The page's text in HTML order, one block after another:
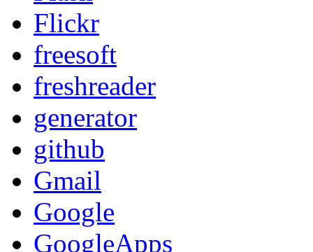
Flickr
freesoft
freshreader
generator
github
Gmail
Google
GoogleApps